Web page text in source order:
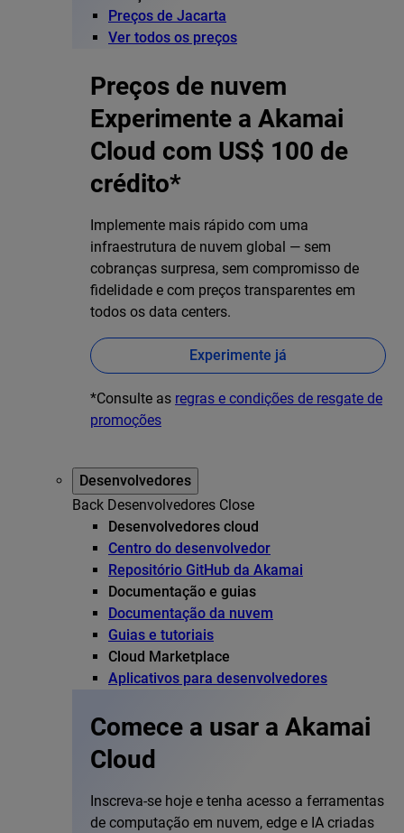
Preços de Jacarta
Ver todos os preços
Preços de nuvem
Experimente a Akamai
Cloud com US$ 100 de
crédito*
Implemente mais rápido com uma
infraestrutura de nuvem global — sem
cobranças surpresa, sem compromisso de
fidelidade e com preços transparentes em
todos os data centers.
Experimente já
*Consulte as regras e condições de resgate de
promoções
Desenvolvedores
Back Desenvolvedores Close
Desenvolvedores cloud
Centro do desenvolvedor
Repositório GitHub da Akamai
Documentação e guias
Documentação da nuvem
Guias e tutoriais
Cloud Marketplace
Aplicativos para desenvolvedores
Comece a usar a Akamai
Cloud
Inscreva-se hoje e tenha acesso a ferramentas
de computação em nuvem, edge e IA criadas